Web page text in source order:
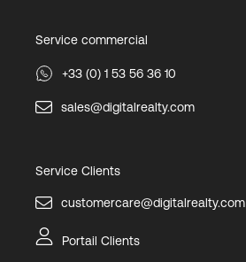
Service commercial
+33 (0) 1 53 56 36 10
sales@digitalrealty.com
Service Clients
customercare@digitalrealty.com
Portail Clients